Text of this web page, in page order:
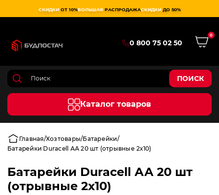
СКИДКИ ОТ 10%БОЛЬШАЯ РАСПРОДАЖАСКИДКИ ДО 50%
0 800 75 02 50
0
ПОИСК
Каталог товаров
Главная Хозтовары Батарейки
Батарейки Duracell АА 20 шт (отрывные 2х10)
Батарейки Duracell АА 20 шт
(отрывные 2х10)